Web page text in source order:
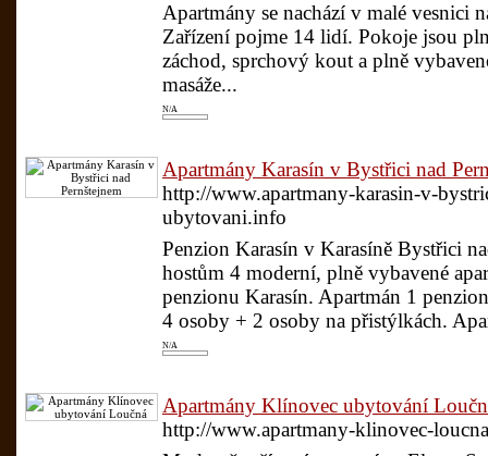
Apartmány se nachází v malé vesnici
Zařízení pojme 14 lidí. Pokoje jsou
záchod, sprchový kout a plně
masáže...
N/A
Apartmány Karasín v Bystřici nad
http://www.apartmany-karasin-v-
ubytovani.info
Penzion Karasín v Karasíně Bystřici
hostům 4 moderní, plně vybavené
penzionu Karasín. Apartmán 1
4 osoby + 2 osoby na přistýlkách.
N/A
Apartmány Klínovec ubytování
http://www.apartmany-klinovec-